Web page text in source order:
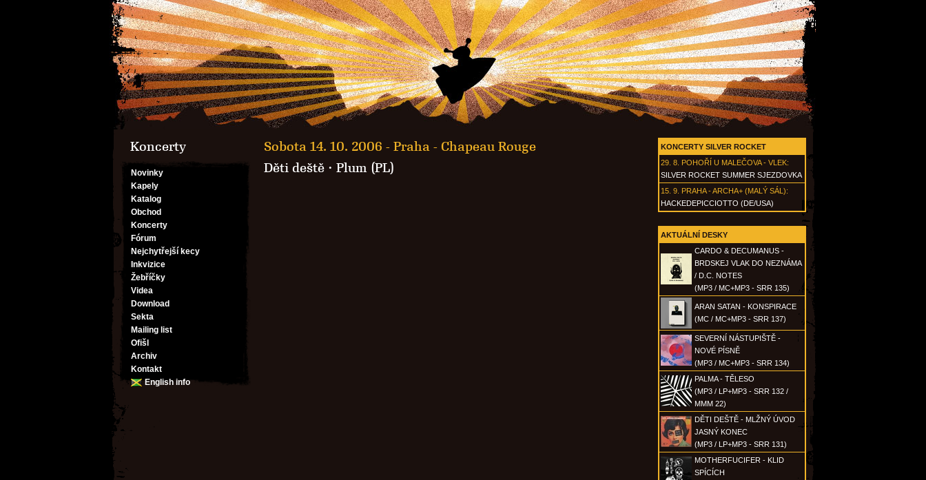
Koncerty
Novinky
Kapely
Katalog
Obchod
Koncerty
Fórum
Nejchytřejší kecy
Inkvizice
Žebříčky
Videa
Download
Sekta
Mailing list
Ofišl
Archiv
Kontakt
English info
KONCERTY SILVER ROCKET
29. 8. POHOŘÍ U MALEČOVA - VLEK:
SILVER ROCKET SUMMER SJEZDOVKA
15. 9. PRAHA - ARCHA+ (MALÝ SÁL):
HACKEDEPICCIOTTO (DE/USA)
AKTUÁLNÍ DESKY
CARDO & DECUMANUS -
BRDSKEJ VLAK DO NEZNÁMA
/ D.C. NOTES
(MP3 / MC+MP3 - SRR 135)
ARAN SATAN - KONSPIRACE
(MC / MC+MP3 - SRR 137)
SEVERNÍ NÁSTUPIŠTĚ -
NOVÉ PÍSNĚ
(MP3 / MC+MP3 - SRR 134)
PALMA - TĚLESO
(MP3 / LP+MP3 - SRR 132 /
MMM 22)
DĚTI DEŠTĚ - MLŽNÝ ÚVOD
JASNÝ KONEC
(MP3 / LP+MP3 - SRR 131)
MOTHERFUCIFER - KLID
SPÍCÍCH
Sobota 14. 10. 2006 - Praha - Chapeau Rouge
Děti deště · Plum (PL)